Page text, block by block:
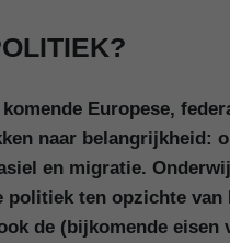
Europese,
naar belangrijkheid:
en migratie.
ten opzichte
de (bijkomende eisen